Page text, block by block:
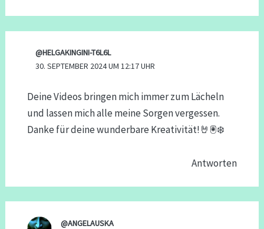
@HELGAKINGINI-T6L6L
30. SEPTEMBER 2024 UM 12:17 UHR
Deine Videos bringen mich immer zum Lächeln
und lassen mich alle meine Sorgen vergessen.
Danke für deine wunderbare Kreativität!🤘🖲‍❄️
Antworten
@ANGELAUSKA